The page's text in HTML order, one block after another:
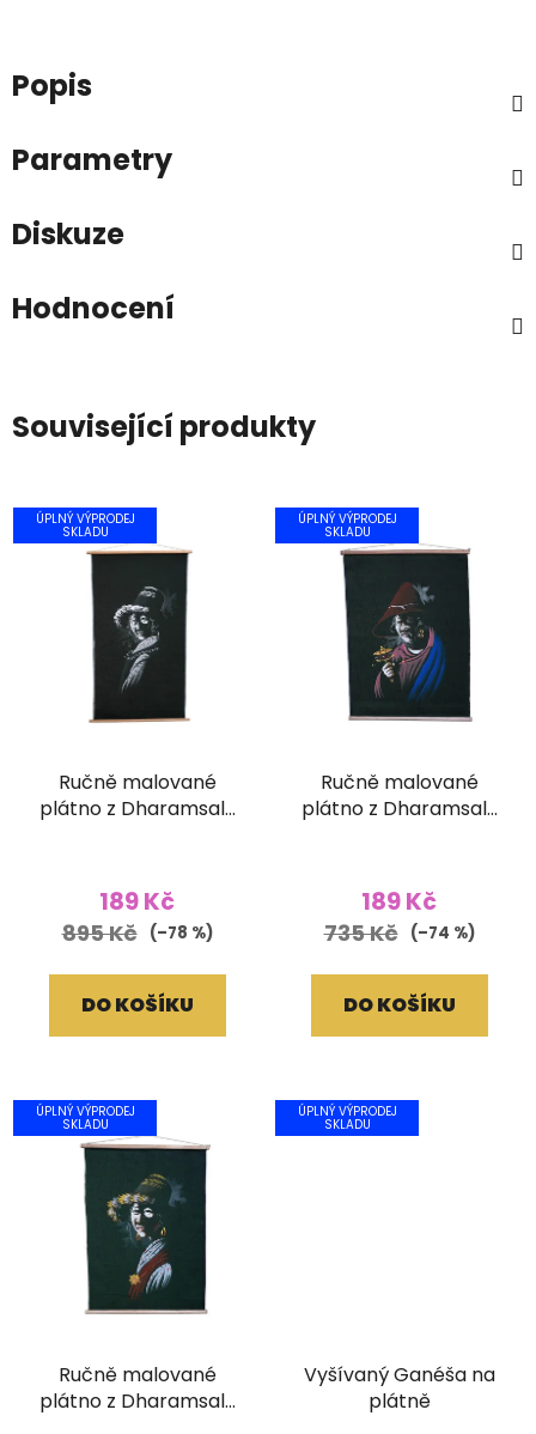
Popis
Parametry
Diskuze
Hodnocení
Související produkty
ÚPLNÝ VÝPRODEJ
SKLADU
Ručně malované
plátno z Dharamsaly
189 Kč
895 Kč (–78 %)
DO KOŠÍKU
ÚPLNÝ VÝPRODEJ
SKLADU
Ručně malované
plátno z Dharamsaly
189 Kč
735 Kč (–74 %)
DO KOŠÍKU
ÚPLNÝ VÝPRODEJ
SKLADU
Ručně malované
plátno z Dharamsaly
ÚPLNÝ VÝPRODEJ
SKLADU
Vyšívaný Ganéša na
plátně